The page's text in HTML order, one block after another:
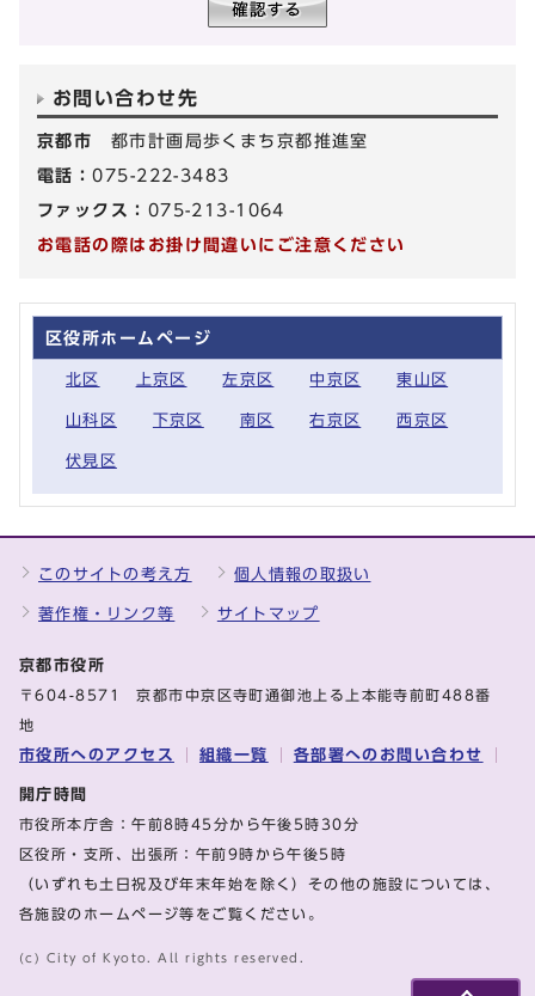
お問い合わせ先
京都市 都市計画局歩くまち京都推進室
電話：075-222-3483
ファックス： 075-213-1064
お電話の際はお掛け間違いにご注意ください
区役所ホームページ
北区 上京区 左京区 中京区 東山区
山科区 下京区 南区 右京区 西京区
伏見区
このサイトの考え方 個人情報の取扱い
著作権・リンク等 サイトマップ
京都市役所
〒604-8571 京都市中京区寺町通御池上る上本能寺前町488番
地
市役所へのアクセス 組織一覧 各部署へのお問い合わせ
開庁時間
市役所本庁舎：午前8時45分から午後5時30分
区役所・支所、出張所：午前9時から午後5時
（いずれも土日祝及び年末年始を除く）その他の施設については、
各施設のホームページ等をご覧ください。
(c) City of Kyoto. All rights reserved.